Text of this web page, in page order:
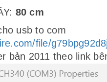
80 cm
usb to com
file/
bản 2011 theo link